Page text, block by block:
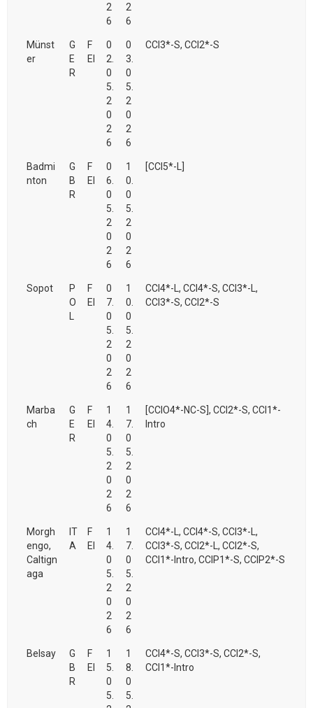
2
6
2
6
Münst
er
G
E
R
F
EI
0
2.
0
5.
2
0
2
6
0
3.
0
5.
2
0
2
6
CCI3*-S, CCI2*-S
Badmi
nton
G
B
R
F
EI
0
6.
0
5.
2
0
2
6
1
0.
0
5.
2
0
2
6
[CCI5*-L]
Sopot
P
O
F
EI
0
7.
0
5.
2
0
2
6
1
0.
0
5.
2
0
2
6
CCI4*-L, CCI4*-S, CCI3*-L,
CCI3*-S, CCI2*-S
Marba
ch
G
E
R
F
EI
1
4.
0
5.
2
0
2
6
1
7.
0
5.
2
0
2
6
[CCIO4*-NC-S], CCI2*-S, CCI1*-
Intro
Morgh
engo,
Caltign
aga
IT
A
F
EI
1
4.
0
5.
2
0
2
6
1
7.
0
5.
2
0
2
6
CCI4*-L, CCI4*-S, CCI3*-L,
CCI3*-S, CCI2*-L, CCI2*-S,
CCI1*-Intro, CCIP1*-S, CCIP2*-S
Belsay
G
B
R
F
EI
1
5.
0
5.
1
8.
0
5.
CCI4*-S, CCI3*-S, CCI2*-S,
CCI1*-Intro